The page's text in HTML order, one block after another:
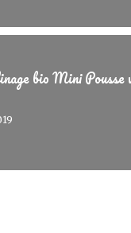
bio Mini